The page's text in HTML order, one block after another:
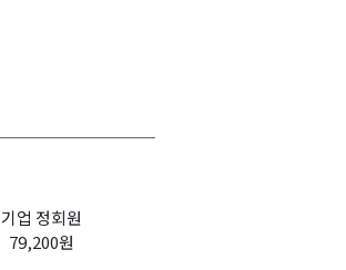
기업 정회원
79,200원